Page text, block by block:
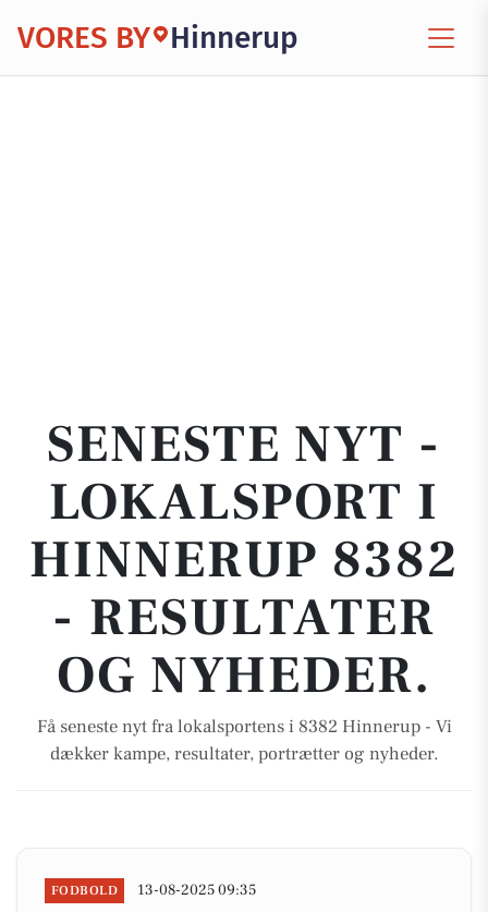
VORES BY Hinnerup
SENESTE NYT -
LOKALSPORT I
HINNERUP 8382
- RESULTATER
OG NYHEDER.
Få seneste nyt fra lokalsportens i 8382 Hinnerup - Vi
dækker kampe, resultater, portrætter og nyheder.
FODBOLD 13-08-2025 09:35